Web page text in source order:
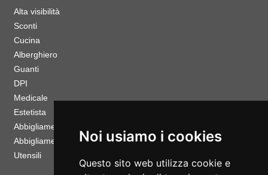
Noi usiamo i cookies
Questo sito web utilizza cookie e
Alta visibilità
Sconti
Cucina
Alberghiero
Guanti
DPI
Medicale
Estetista
Abbigliamento Sportivo
Abbigliamento Bambino
Utensili